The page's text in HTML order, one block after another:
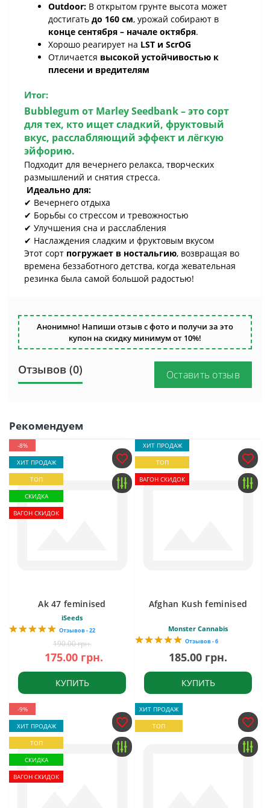
Outdoor: В открытом грунте высота может
достигать до 160 см, урожай собирают в
конце сентября – начале октября.
Хорошо реагирует на LST и ScrOG
Отличается высокой устойчивостью к
плесени и вредителям
Итог:
Bubblegum от Marley Seedbank – это сорт
для тех, кто ищет сладкий, фруктовый
вкус, расслабляющий эффект и лёгкую
эйфорию.
Подходит для вечернего релакса, творческих
размышлений и снятия стресса.
Идеально для:
✔ Вечернего отдыха
✔ Борьбы со стрессом и тревожностью
✔ Улучшения сна и расслабления
✔ Наслаждения сладким и фруктовым вкусом
Этот сорт погружает в ностальгию, возвращая во
времена беззаботного детства, когда жевательная
резинка была самой большой радостью!
Анонимно! Напиши отзыв с фото и получи за это
купон на скидку минимум от 10%!
Отзывов (0) Оставить отзыв
Рекомендуем
-8%
ХИТ ПРОДАЖ
ТОП
СКИДКА
ВАГОН СКИДОК
Ak 47 feminised
iSeeds
Отзывов - 22
190.00 грн.
175.00 грн.
КУПИТЬ
ХИТ ПРОДАЖ
ТОП
ВАГОН СКИДОК
Afghan Kush feminised
Monster Cannabis
Отзывов - 6
185.00 грн.
КУПИТЬ
-9%
ХИТ ПРОДАЖ
ТОП
СКИДКА
ВАГОН СКИДОК
ХИТ ПРОДАЖ
ТОП